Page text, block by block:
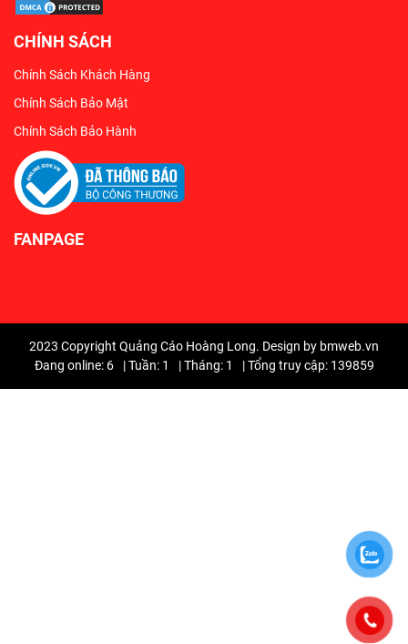
CHÍNH SÁCH
Chính Sách Khách Hàng
Chính Sách Bảo Mật
Chính Sách Bảo Hành
FANPAGE
2023 Copyright Quảng Cáo Hoàng Long. Design by bmweb.vn
Đang online: 6
|Tuần: 1 |Tháng: 1 |Tổng truy cập: 139859